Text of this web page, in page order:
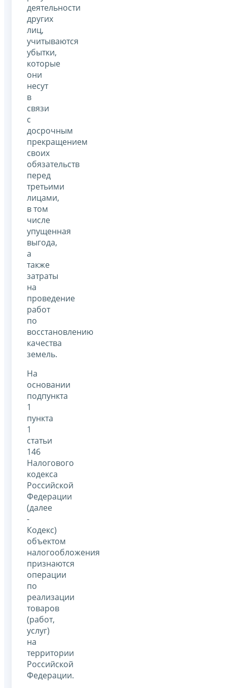
деятельности
других
лиц,
учитываются
убытки,
которые
они
несут
в
связи
с
досрочным
прекращением
своих
обязательств
перед
третьими
лицами,
в том
числе
упущенная
выгода,
а
также
затраты
на
проведение
работ
по
восстановлению
качества
земель.
На
основании
подпункта
1
пункта
1
статьи
146
Налогового
кодекса
Российской
Федерации
(далее
-
Кодекс)
объектом
налогообложения
признаются
операции
по
реализации
товаров
(работ,
услуг)
на
территории
Российской
Федерации.